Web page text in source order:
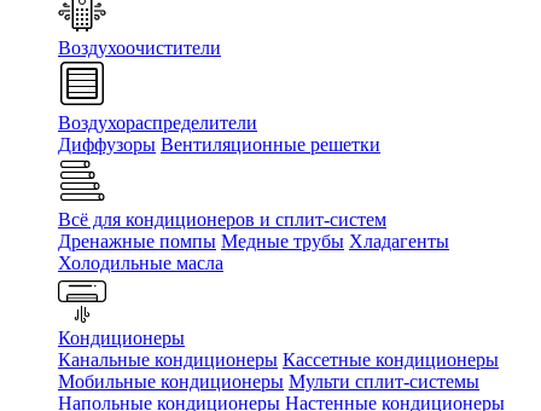
Воздухоочистители
Воздухораспределители
Диффузоры Вентиляционные решетки
Всё для кондиционеров и сплит-систем
Дренажные помпы Медные трубы Хладагенты
Холодильные масла
Кондиционеры
Канальные кондиционеры Кассетные кондиционеры
Мобильные кондиционеры Мульти сплит-системы
Напольные кондиционеры Настенные кондиционеры